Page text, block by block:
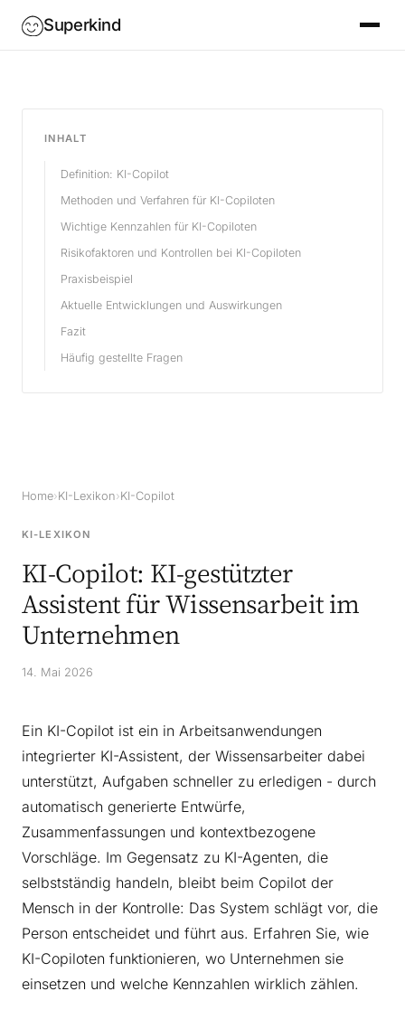
Superkind
INHALT
Definition: KI-Copilot
Methoden und Verfahren für KI-Copiloten
Wichtige Kennzahlen für KI-Copiloten
Risikofaktoren und Kontrollen bei KI-Copiloten
Praxisbeispiel
Aktuelle Entwicklungen und Auswirkungen
Fazit
Häufig gestellte Fragen
Home›KI-Lexikon›KI-Copilot
KI-LEXIKON
KI-Copilot: KI-gestützter
Assistent für Wissensarbeit im
Unternehmen
14. Mai 2026
Ein KI-Copilot ist ein in Arbeitsanwendungen
integrierter KI-Assistent, der Wissensarbeiter dabei
unterstützt, Aufgaben schneller zu erledigen - durch
automatisch generierte Entwürfe,
Zusammenfassungen und kontextbezogene
Vorschläge. Im Gegensatz zu KI-Agenten, die
selbstständig handeln, bleibt beim Copilot der
Mensch in der Kontrolle: Das System schlägt vor, die
Person entscheidet und führt aus. Erfahren Sie, wie
KI-Copiloten funktionieren, wo Unternehmen sie
einsetzen und welche Kennzahlen wirklich zählen.